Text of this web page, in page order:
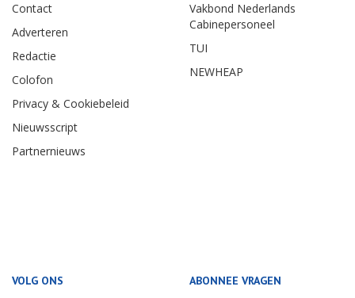
Contact
Adverteren
Redactie
Colofon
Privacy & Cookiebeleid
Nieuwsscript
Partnernieuws
Vakbond Nederlands
Cabinepersoneel
TUI
NEWHEAP
VOLG ONS ABONNEE VRAGEN